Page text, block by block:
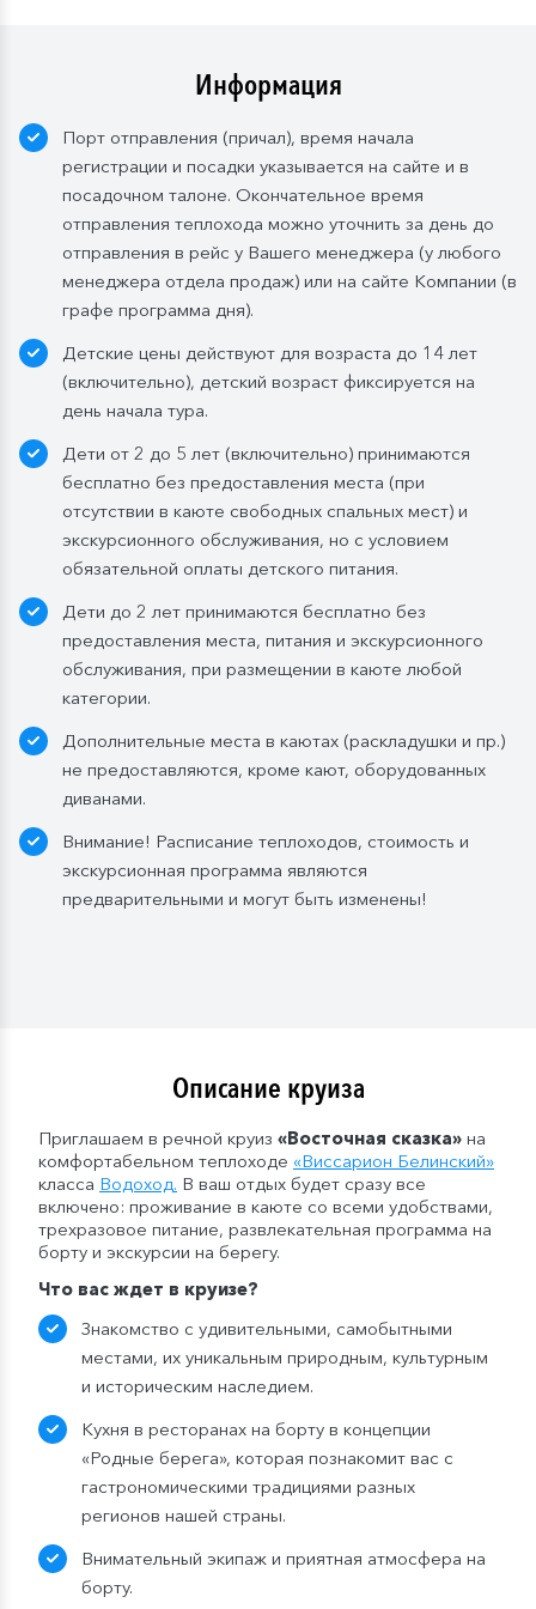
тариф предусмотрен по умолчанию.
элементами шведского стола. Включены напитки
без ограничения: вода, сок, чай, кофе. В рейсах до
4-х дней при ранней высадке в день прибытия
завтрак континентальный;
заказная система питания, выбор блюд со 2-
го дня круиза. Включены напитки без ограничения:
Ужин:
заказная система питания, выбор блюд со 2-
напиток (1 стакан, 200 мл). На выбор: вино красное /
белое / игристое (1 бокал, 125 мл) / водка (1
Бутилированная вода в каюте:
Каюты класса «Люкс» и «Полулюкс»:
ежедневное пополнение — 1 бутылка (0,5 л.) в день;
Стандартные каюты:
день посадки:
— в рейсах до 4 дней включительно: 1 бутылка (0,5
л.) при одноместном размещении, 1 бутылка (1,5 л.)
в 2- и 3-местном размещении;
— в рейсах от 5 дней до 10 дней включительно: 1
бутылка (1,5 л.);
— в рейсах от 16 до 20 дней включительно: 3
бутылки (1,5 л.);
Информация
Порт отправления (причал), время начала
регистрации и посадки указывается на сайте и в
посадочном талоне. Окончательное время
отправления теплохода можно уточнить за день до
отправления в рейс у Вашего менеджера (у любого
менеджера отдела продаж) или на сайте Компании (в
графе программа дня).
Детские цены действуют для возраста до 14 лет
(включительно), детский возраст фиксируется на
день начала тура.
Дети от 2 до 5 лет (включительно) принимаются
бесплатно без предоставления места (при
отсутствии в каюте свободных спальных мест) и
экскурсионного обслуживания, но с условием
обязательной оплаты детского питания.
Дети до 2 лет принимаются бесплатно без
предоставления места, питания и экскурсионного
обслуживания, при размещении в каюте любой
категории.
Дополнительные места в каютах (раскладушки и пр.)
не предоставляются, кроме кают, оборудованных
диванами.
Внимание! Расписание теплоходов, стоимость и
экскурсионная программа являются
предварительными и могут быть изменены!
Описание круиза
Приглашаем в речной круиз «Восточная сказка» на
комфортабельном теплоходе «Виссарион Белинский»
класса Водоход. В ваш отдых будет сразу все
включено: проживание в каюте со всеми удобствами,
трехразовое питание, развлекательная программа на
борту и экскурсии на берегу.
Что вас ждет в круизе?
Знакомство с удивительными, самобытными
местами, их уникальным природным, культурным
и историческим наследием.
Кухня в ресторанах на борту в концепции
«Родные берега», которая познакомит вас с
гастрономическими традициями разных
регионов нашей страны.
Внимательный экипаж и приятная атмосфера на
борту.